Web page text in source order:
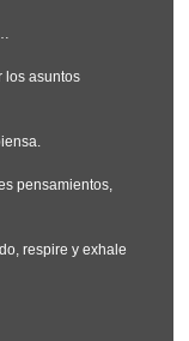
los asuntos
pensamientos,
respire y exhale